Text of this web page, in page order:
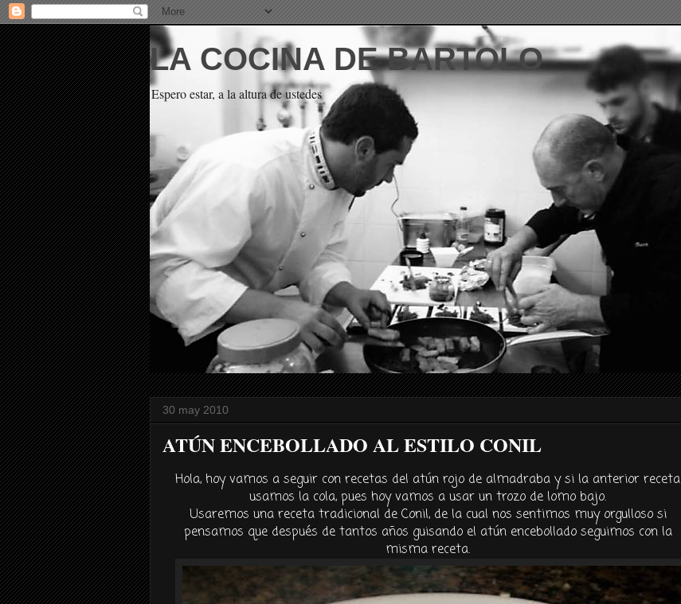
LA COCINA DE BARTOLO
Espero estar, a la altura de ustedes
30 may 2010
ATÚN ENCEBOLLADO AL ESTILO CONIL
Hola, hoy vamos a seguir con recetas del atún rojo de almadraba y si la anterior receta
usamos la cola, pues hoy vamos a usar un trozo de lomo bajo.
Usaremos una receta tradicional de Conil, de la cual nos sentimos muy orgulloso si
pensamos que después de tantos años guisando el atúnencebollado seguimos con la
misma receta.